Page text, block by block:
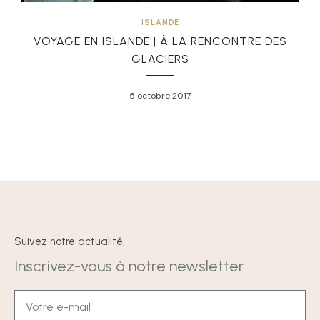
ISLANDE
VOYAGE EN ISLANDE | À LA RENCONTRE DES
GLACIERS
5 octobre 2017
Suivez notre actualité,
Inscrivez-vous à notre newsletter